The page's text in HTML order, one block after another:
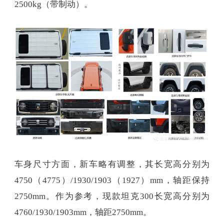
2500kg（带制动）。
车身尺寸方面，新车略有调整，其长宽高分别为
4750（4775）/1930/1903（1927）mm，轴距保持
2750mm。作为参考，现款坦克300长宽高分别为
4760/1930/1903mm，轴距2750mm。